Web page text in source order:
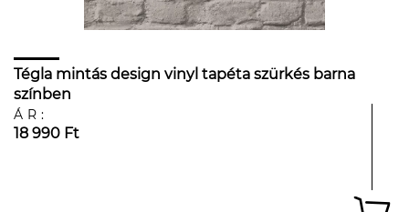
Tégla mintás design vinyl tapéta szürkés barna
színben
ÁR:
18 990 Ft